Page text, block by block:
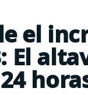
el
El